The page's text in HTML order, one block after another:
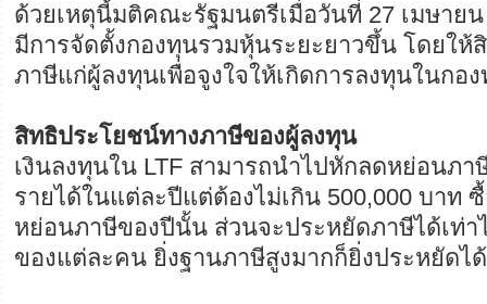
ด้วยเหตุนี้มติคณะรัฐมนตรีเมื่อวันที่ 27 เมษาย
มีการจัดตั้งกองทุนรวมหุ้นระยะยาวขึ้น โดยให้
ภาษีแก่ผู้ลงทุนเพื่อจูงใจให้เกิดการลงทุนในกอง
สิทธิประโยชน์ทางภาษีของผู้ลงทุน
เงินลงทุนใน LTF สามารถนำไปหักลดหย่อนภา
รายได้ในแต่ละปีแต่ต้องไม่เกิน 500,000 บาท
หย่อนภาษีของปีนั้น ส่วนจะประหยัดภาษีได้เท่
ของแต่ละคน ยิ่งฐานภาษีสูงมากก็ยิ่งประหยัดไ